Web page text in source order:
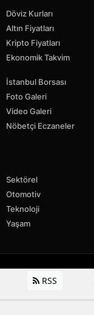
Döviz Kurları
Altın Fiyatları
Kripto Fiyatları
Ekonomik Takvim
İstanbul Borsası
Foto Galeri
Video Galeri
Nöbetçi Eczaneler
Sektörel
Otomotiv
Teknoloji
Yaşam
RSS